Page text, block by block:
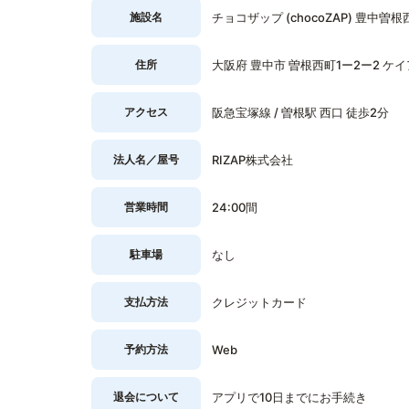
施設名 チョコザップ (chocoZAP) 豊中曽根
住所 大阪府 豊中市 曽根西町1ー2ー2 ケ
アクセス 阪急宝塚線 / 曽根駅 西口 徒歩2分
法人名／屋号 RIZAP株式会社
営業時間 24:00間
駐車場 なし
支払方法 クレジットカード
予約方法 Web
退会について アプリで10日までにお手続き